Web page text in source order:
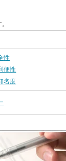
性
便性
名度